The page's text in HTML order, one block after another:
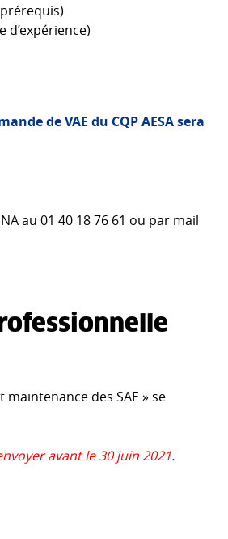
de VAE du CQP AESA sera
au 01 40 18 76 61 ou par mail
des SAE » se
avant le 30 juin 2021.